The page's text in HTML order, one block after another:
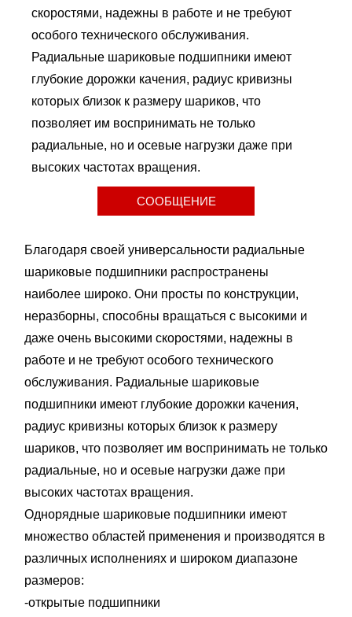
скоростями, надежны в работе и не требуют
особого технического обслуживания.
Радиальные шариковые подшипники имеют
глубокие дорожки качения, радиус кривизны
которых близок к размеру шариков, что
позволяет им воспринимать не только
радиальные, но и осевые нагрузки даже при
высоких частотах вращения.
СООБЩЕНИЕ
Благодаря своей универсальности радиальные
шариковые подшипники распространены
наиболее широко. Они просты по конструкции,
неразборны, способны вращаться с высокими и
даже очень высокими скоростями, надежны в
работе и не требуют особого технического
обслуживания. Радиальные шариковые
подшипники имеют глубокие дорожки качения,
радиус кривизны которых близок к размеру
шариков, что позволяет им воспринимать не только
радиальные, но и осевые нагрузки даже при
высоких частотах вращения.
Однорядные шариковые подшипники имеют
множество областей применения и производятся в
различных исполнениях и широком диапазоне
размеров:
-открытые подшипники